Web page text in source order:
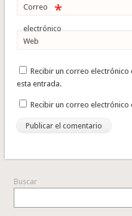
Correo
electrónico
*
Web
Recibir un correo electrónico
esta entrada.
Recibir un correo electrónico
Buscar